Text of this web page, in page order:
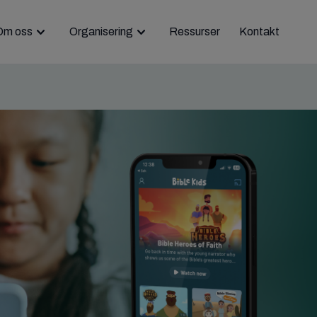
oss Organisering Ressurser Kontakt